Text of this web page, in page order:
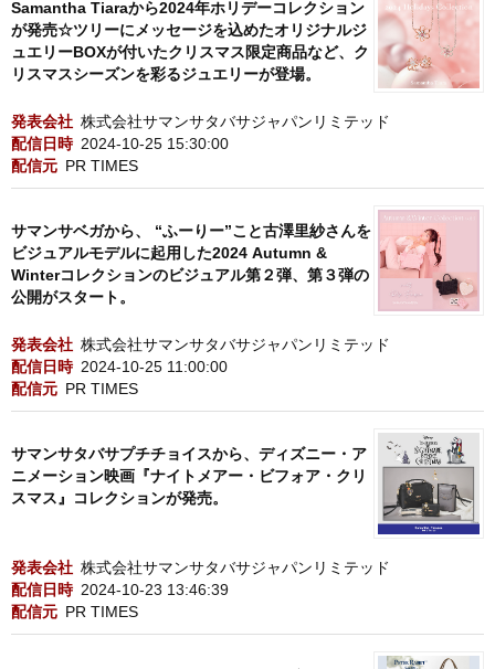
Samantha Tiaraから2024年ホリデーコレクション
が発売☆ツリーにメッセージを込めたオリジナルジ
ュエリーBOXが付いたクリスマス限定商品など、ク
リスマスシーズンを彩るジュエリーが登場。
発表会社 株式会社サマンサタバサジャパンリミテッド
配信日時 2024-10-25 15:30:00
配信元 PR TIMES
サマンサベガから、 “ふーりー”こと古澤里紗さんを
ビジュアルモデルに起用した2024 Autumn &
Winterコレクションのビジュアル第２弾、第３弾の
公開がスタート。
発表会社 株式会社サマンサタバサジャパンリミテッド
配信日時 2024-10-25 11:00:00
配信元 PR TIMES
サマンサタバサプチチョイスから、ディズニー・ア
ニメーション映画『ナイトメアー・ビフォア・クリ
スマス』コレクションが発売。
発表会社 株式会社サマンサタバサジャパンリミテッド
配信日時 2024-10-23 13:46:39
配信元 PR TIMES